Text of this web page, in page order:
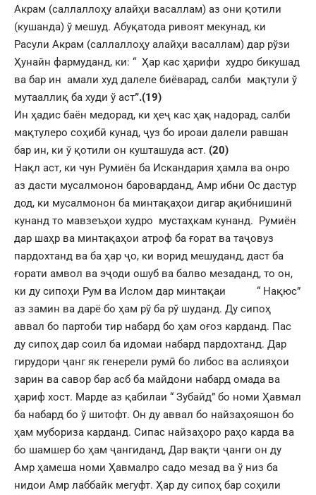
Акрам (саллаллоҳу алайҳи васаллам) аз они қотили
(кушанда) ў мешуд. Абуқатода ривоят мекунад, ки
Расули Акрам (саллаллоҳу алайҳи васаллам) дар рўзи
Ҳунайн фармуданд, ки: “ Ҳар кас ҳарифи худро бикушад
ва бар ин амали худ далеле биёварад, салби мақтули ў
мутааллиқ ба худи ў аст”.(19)
Ин ҳадис баён медорад, ки ҳеҷ кас ҳақ надорад, салби
мақтулеро соҳибӣ кунад, ҷуз бо ироаи далели равшан
бар ин, ки ў қотили он кушташуда аст. (20)
Нақл аст, ки чун Румиён ба Искандария ҳамла ва онро
аз дасти мусалмонон бароварданд, Амр ибни Ос дастур
дод, ки мусалмонон ба минтақаҳои дигар ақибнишинӣ
кунанд то мавзеъҳои худро мустаҳкам кунанд. Румиён
дар шаҳр ва минтақаҳои атроф ба ғорат ва таҷовуз
пардохтанд ва ба ҳар ҷо, ки ворид мешуданд, даст ба
ғорати амвол ва эҷоди ошуб ва балво мезаданд, то он,
ки ду сипоҳи Рум ва Ислом дар минтақаи “ Нақюс”
аз замин ва дарё бо ҳам рў ба рў шуданд. Ду сипоҳ
аввал бо партоби тир набард бо ҳам оғоз карданд. Пас
ду сипоҳ дар соил ба идомаи набард пардохтанд. Дар
гирудори ҷанг як генерели румӣ бо либос ва аслияҳои
зарин ва савор бар асб ба майдони набард омада ва
ҳариф хост. Марде аз қабилаи “ Зубайд” бо номи Ҳавмал
ба набард бо ў шитофт. Он ду аввал бо найзаҳояшон бо
ҳам мубориза карданд. Сипас найзаҳоро раҳо карда ва
бо шамшер бо ҳам ҷангиданд, Дар вақти ҷанги он ду
Амр ҳамеша номи Ҳавмалро садо мезад ва ў низ ба
нидои Амр лаббайк мегуфт. Ҳар ду сипоҳ бар соҳили